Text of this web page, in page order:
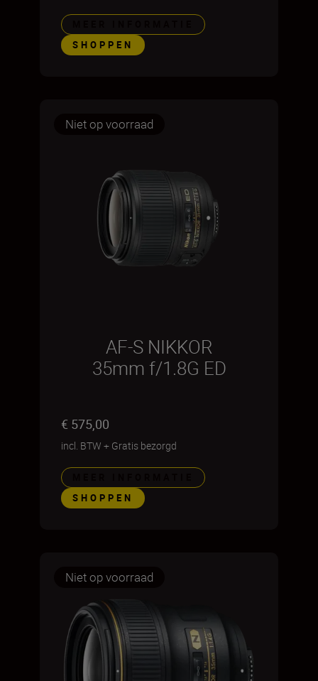
SHOPPEN
Niet op voorraad
AF-S NIKKOR
35mm f/1.8G ED
€ 575,00
incl. BTW + Gratis bezorgd
SHOPPEN
Niet op voorraad